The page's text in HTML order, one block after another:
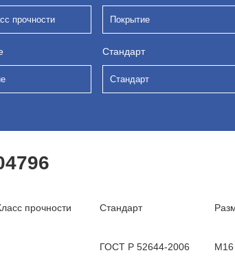
прочности Покрытие
Стандарт
Стандарт
прочности Стандарт
ГОСТ Р 52644-2006 М16